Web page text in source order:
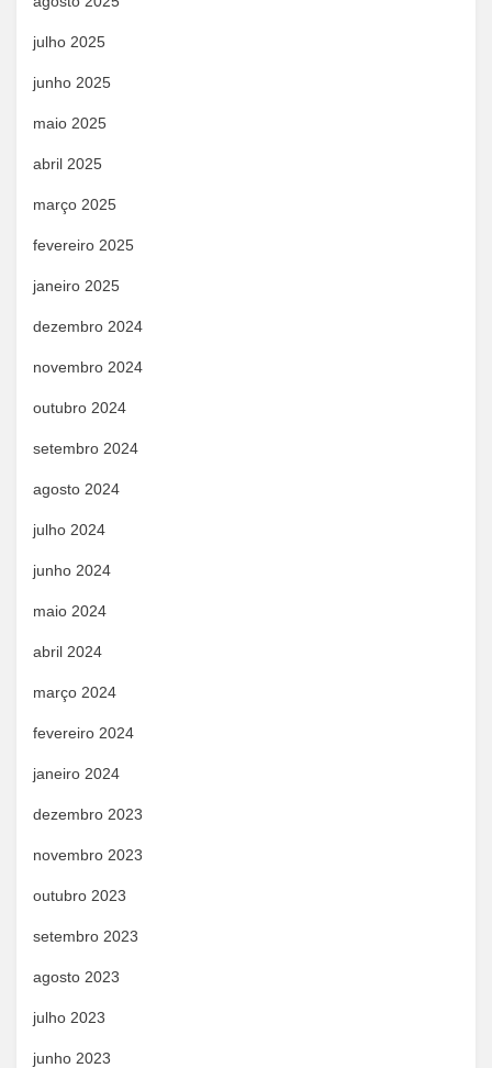
julho 2025
junho 2025
maio 2025
abril 2025
março 2025
fevereiro 2025
janeiro 2025
dezembro 2024
novembro 2024
outubro 2024
setembro 2024
agosto 2024
julho 2024
junho 2024
maio 2024
abril 2024
março 2024
fevereiro 2024
janeiro 2024
dezembro 2023
novembro 2023
outubro 2023
setembro 2023
agosto 2023
julho 2023
junho 2023